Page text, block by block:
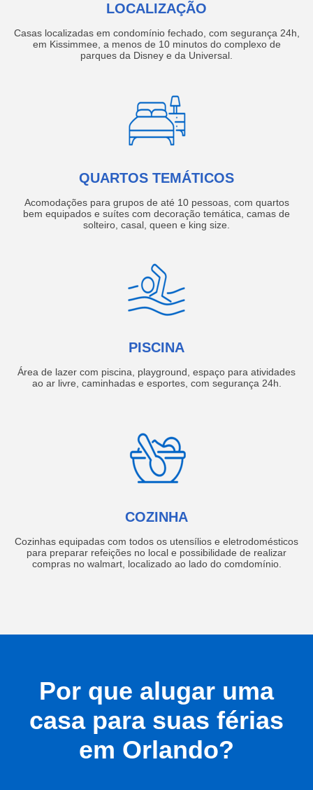
LOCALIZAÇÃO
Casas localizadas em condomínio fechado, com segurança 24h,
em Kissimmee, a menos de 10 minutos do complexo de
parques da Disney e da Universal.
QUARTOS TEMÁTICOS
Acomodações para grupos de até 10 pessoas, com quartos
bem equipados e suítes com decoração temática, camas de
solteiro, casal, queen e king size.
PISCINA
Área de lazer com piscina, playground, espaço para atividades
ao ar livre, caminhadas e esportes, com segurança 24h.
COZINHA
Cozinhas equipadas com todos os utensílios e eletrodomésticos
para preparar refeições no local e possibilidade de realizar
compras no walmart, localizado ao lado do comdomínio.
Por que alugar uma
casa para suas férias
em Orlando?